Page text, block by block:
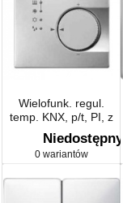
Wielofunk. regul.
temp. KNX, p/t, PI, z
przyciskiem 4-nym
Artec/Antique
Niedostępny
0 wariantów